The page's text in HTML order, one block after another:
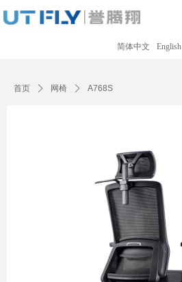
简体中文 English
首页 ꄲ 网椅 ꄲ A768S